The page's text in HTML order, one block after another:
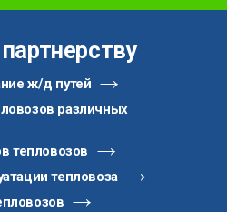
ж/д путей
различных
тепловозов
тепловоза